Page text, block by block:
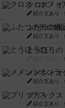
クロス・オ
紹介文あり
ふたつの街
紹介文あり
とうほうの
メメントオ
紹介文あり
ブリックス
紹介文あり